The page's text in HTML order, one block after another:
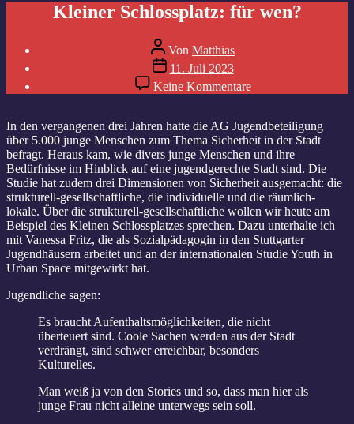
Kleiner Schlossplatz: für wen?
Beitragsautor
Von Matthias
Veröffentlichungsdatum
11. Juli 2023
Keine Kommentarezu
Kleiner
für
wen?
In den vergangenen drei Jahren hatte die AG Jugendbeteiligung
über 5.000 junge Menschen zum Thema Sicherheit in der Stadt
befragt. Heraus kam, wie divers junge Menschen und ihre
Bedürfnisse im Hinblick auf eine jugendgerechte Stadt sind. Die
Studie hat zudem drei Dimensionen von Sicherheit ausgemacht: die
strukturell-gesellschaftliche, die individuelle und die räumlich-
lokale. Über die strukturell-gesellschaftliche wollen wir heute am
Beispiel des Kleinen Schlossplatzes sprechen. Dazu unterhalte ich
mit Vanessa Fritz, die als Sozialpädagogin in den Stuttgarter
Jugendhäusern arbeitet und an der internationalen Studie Youth in
Urban Space mitgewirkt hat.
Jugendliche sagen:
Es braucht Aufenthaltsmöglichkeiten, die nicht
überteuert sind. Coole Sachen werden aus der Stadt
verdrängt, sind schwer erreichbar, besonders
Kulturelles.
Man weiß ja von den Stories und so, dass man hier als
junge Frau nicht alleine unterwegs sein soll.